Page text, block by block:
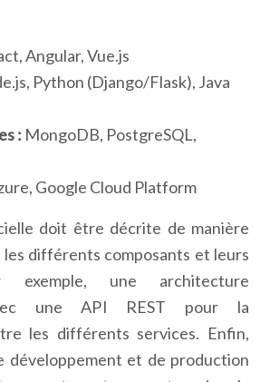
Angular, Vue.js
Python (Django/Flask), Java
: MongoDB, PostgreSQL,
Google Cloud Platform
doit être décrite de manière
différents composants et leurs
exemple, une architecture
une API REST pour la
les différents services. Enfin,
développement et de production